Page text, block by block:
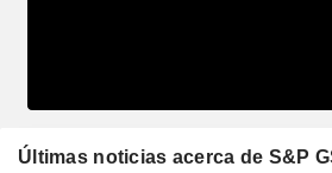
Últimas noticias acerca de S&P